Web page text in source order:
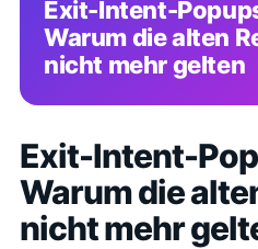
Exit-Intent-
Warum die alten
nicht mehr gelten
Exit-Intent-
Warum die
nicht mehr